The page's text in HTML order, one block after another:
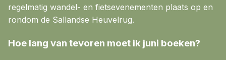
regelmatig wandel- en fietsevenementen plaats op en
rondom de Sallandse Heuvelrug.
Hoe lang van tevoren moet ik juni boeken?